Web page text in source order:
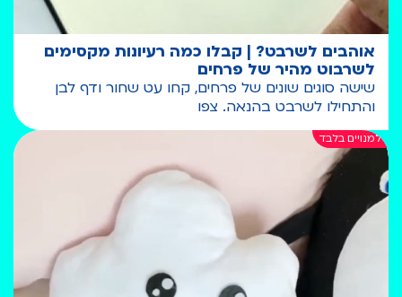
אוהבים לשרבט? | קבלו כמה רעיונות מקסימים
לשרבוט מהיר של פרחים
שישה סוגים שונים של פרחים, קחו עט שחור ודף לבן
והתחילו לשרבט בהנאה. צפו